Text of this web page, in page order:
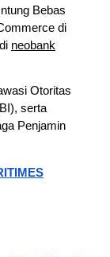
Bebas
di
neobank
Otoritas
serta
Penjamin